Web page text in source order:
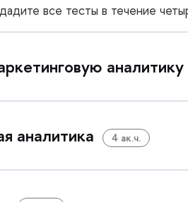
все тесты в течение
аналитику
аналитика 4 ак.ч.